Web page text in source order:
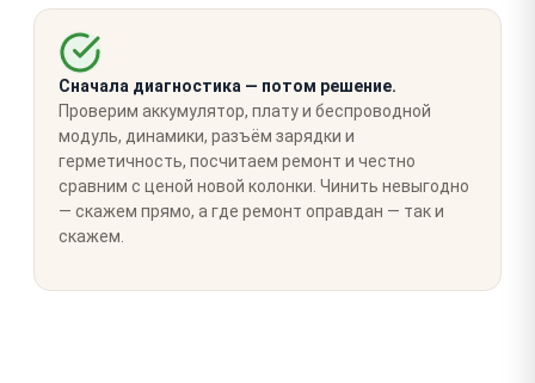
Сначала диагностика — потом решение.
Проверим аккумулятор, плату и беспроводной
модуль, динамики, разъём зарядки и
герметичность, посчитаем ремонт и честно
сравним с ценой новой колонки. Чинить невыгодно
— скажем прямо, а где ремонт оправдан — так и
скажем.